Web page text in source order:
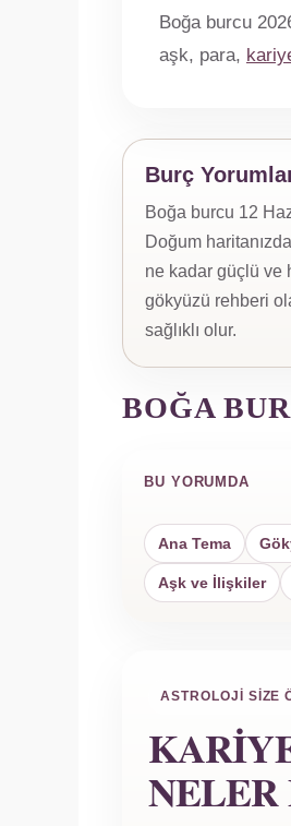
Boğa burcu
aşk, para,
Burç
Boğa burcu 12
Doğum
ne kadar güçlü ve
gökyüzü rehberi
sağlıklı olur.
BOĞA
BU YORUMDA
Ana Tema
Aşk ve İlişkiler
ASTROLOJI SIZE